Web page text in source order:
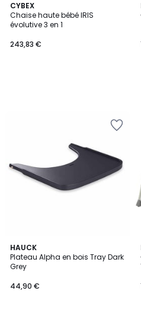
CYBEX
Chaise haute bébé IRIS
évolutive 3 en 1
243,83 €
HAUCK
Plateau Alpha en bois Tray Dark
Grey
44,90 €